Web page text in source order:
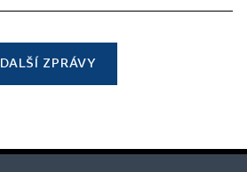
DALŠÍ ZPRÁVY